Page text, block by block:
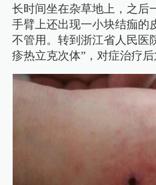
长时间坐在杂草地上，之后
手臂上还出现一小块结痂的
不管用。转到浙江省人民医
疹热立克次体”，对症治疗后